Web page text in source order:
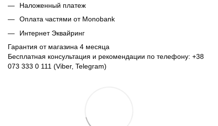
Наложенный платеж
Оплата частями от Monobank
Интернет Эквайринг
Гарантия от магазина 4 месяца
Бесплатная консультация и рекомендации по телефону: +38
073 333 0 111 (Viber, Telegram)